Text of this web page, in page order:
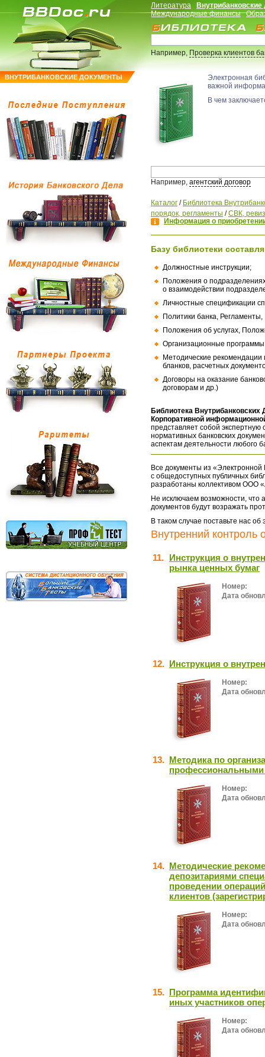
ВНУТРИБАНКОВСКИЕ ДОКУМЕНТЫ
Литература
Международные финансы
Например,Проверка клиентов
Электронная
важной
В чем
Например, агентский договор
Каталог / Библиотека
порядок, регламенты /СВК,
Информация о
Базу библиотеки
Должностные инструкции;
Положения о
о взаимодействии
Личностные спецификации
Политики банка,
Положения об услугах,
Организационные
Методические
бланков, расчетных
Договоры на оказание
договорам и др.)
Библиотека
Корпоративной
представляет собой экспертную
нормативных банковских
аспектам деятельности любого
Все документы из «Электронной
с общедоступных публичных
разработаны коллективом ООО
Не исключаем возможности, что
документов будут возражать
В таком случае поставьте нас
Внутренний контроль
11. Инструкция о
рынка ценных бумаг
Номер:
Дата
12. Инструкция о
Номер:
Дата
13. Методика по
профессиональными
Номер:
Дата
14. Методические
депозитариями
проведении
клиентов
Номер:
Дата
15. Программа
иных участников
Номер:
Дата